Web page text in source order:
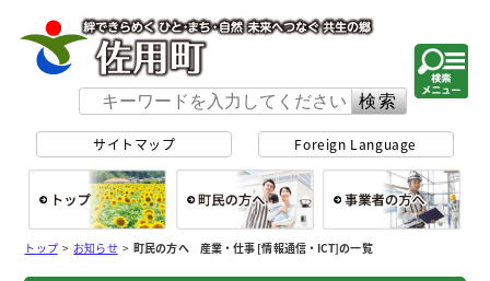
サイトマップ Foreign Language
総合トップ 町民の方へ
トップ> お知らせ>町民の方へ 産業・仕事 [情報通信・ICT]の一覧